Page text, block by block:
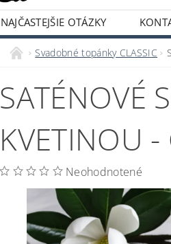
NAJČASTEJŠIE OTÁZKY
Svadobné topánky CLASSIC
SATÉNOVÉ
KVETINOU
Neohodnotené